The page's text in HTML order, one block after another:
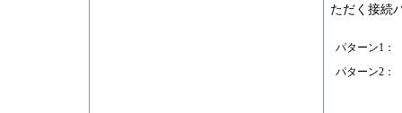
ただく接続
パターン1：
パターン2：